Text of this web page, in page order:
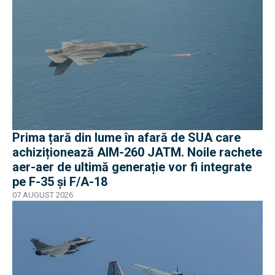
Prima țară din lume în afară de SUA care
achiziționează AIM-260 JATM. Noile rachete
aer-aer de ultimă generație vor fi integrate
pe F-35 și F/A-18
07 AUGUST 2026